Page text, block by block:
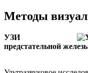
Методы
УЗИ
предстательной